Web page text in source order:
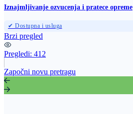
Iznajmljivanje ozvucenja i pratece opreme
✔ Dostupna i usluga
Brzi pregled
Pregledi: 412
Započni novu pretragu